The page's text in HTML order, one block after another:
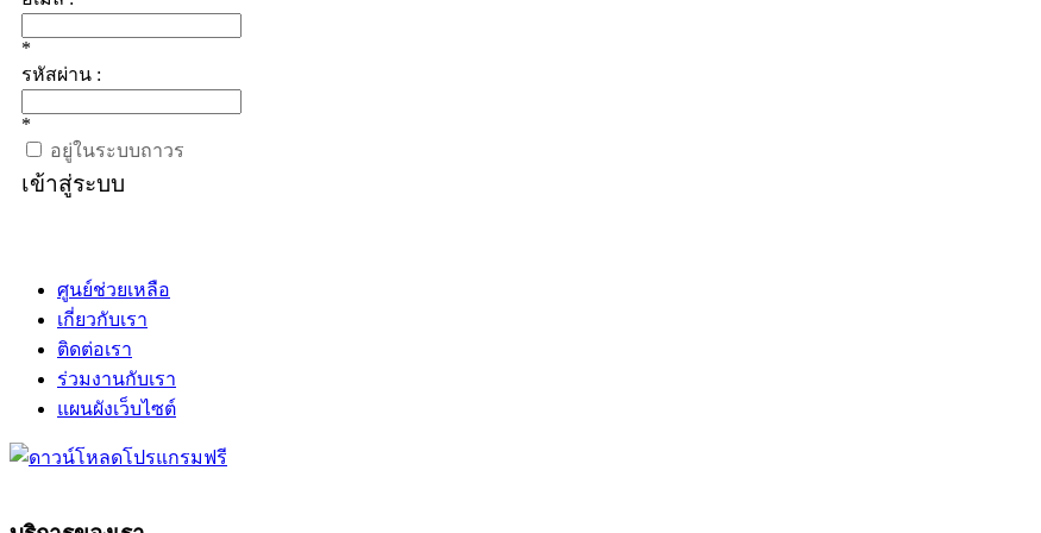
*
รหัสผ่าน :
*
อยู่ในระบบถาวร
เข้าสู่ระบบ
ศูนย์ช่วยเหลือ
เกี่ยวกับเรา
ติดต่อเรา
ร่วมงานกับเรา
แผนผังเว็บไซต์